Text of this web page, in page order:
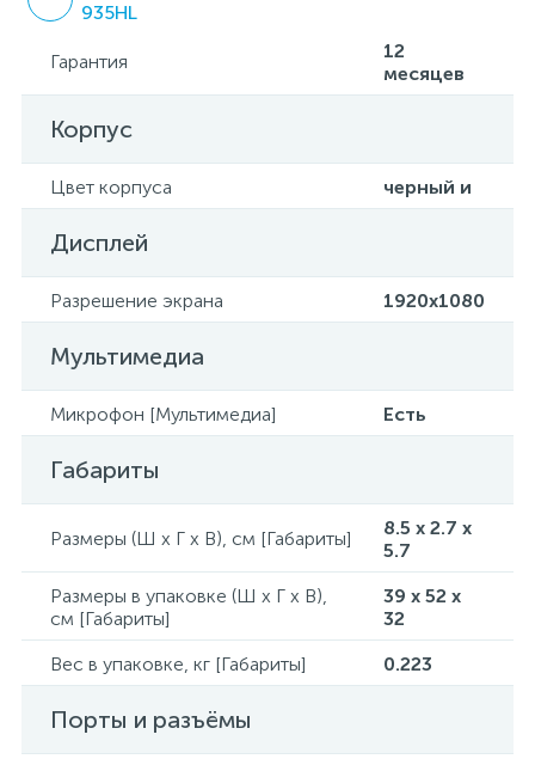
935HL
Гарантия
12
месяцев
Корпус
Цвет корпуса черный и
Дисплей
Разрешение экрана 1920х1080
Мультимедиа
Микрофон [Мультимедиа] Есть
Габариты
Размеры (Ш x Г x В), см [Габариты]
8.5 x 2.7 x
5.7
Размеры в упаковке (Ш x Г x В),
см [Габариты]
39 x 52 x
32
Вес в упаковке, кг [Габариты]
0.223
Порты и разъёмы